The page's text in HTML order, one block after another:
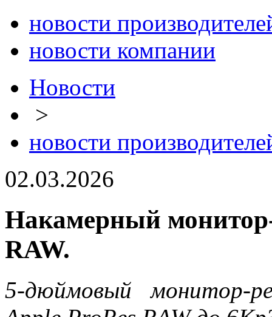
новости
новости компании
Новости
>
новости
02.03.2026
Накамерный
RAW.
5-дюймовый монитор-